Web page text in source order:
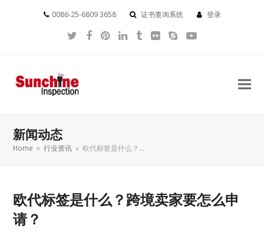
0086-25-6809 3658 证书查询系统 登录
Twitter
Facebook
Pinterest
LinkedIn
Tumblr
FlickrSkypeYouTube
新闻动态
Home » 行业资讯 » 欧代标签是什么？…
欧代标签是什么？跨境卖家要怎么申
请？